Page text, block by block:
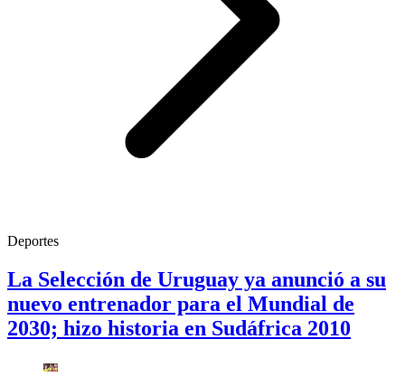
Deportes
La Selección de Uruguay ya anunció a su
nuevo entrenador para el Mundial de
2030; hizo historia en Sudáfrica 2010